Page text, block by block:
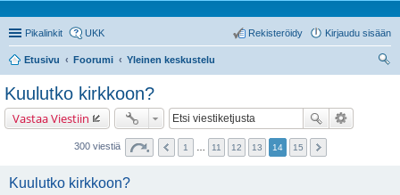
Pikalinkit UKK Kirjaudu sisään
Rekisteröidy
Etusivu Foorumi
Yleinen keskustelu
Kuulutko kirkkoon?
Vastaa Viestiin
300 viestiä 1 11 12 13 14 15
Kuulutko kirkkoon?